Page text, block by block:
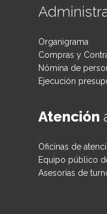
Organigrama
Compras y
Nómina de
Ejecución
Atención
Oficinas de
Equipo público
Asesorías de